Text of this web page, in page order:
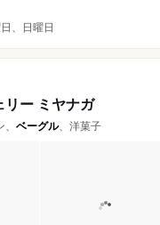
、日曜日
リー ミヤナガ
ベーグル、洋菓子